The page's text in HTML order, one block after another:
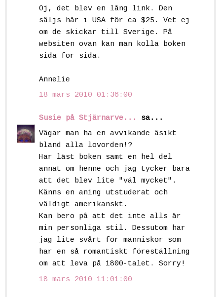
Oj, det blev en lång link. Den
säljs här i USA för ca $25. Vet ej
om de skickar till Sverige. På
websiten ovan kan man kolla boken
sida för sida.
Annelie
18 mars 2010 01:36:00
Susie på Stjärnarve...
sa...
Vågar man ha en avvikande åsikt
bland alla lovorden!?
Har läst boken samt en hel del
annat om henne och jag tycker bara
att det blev lite "väl mycket".
Känns en aning utstuderat och
väldigt amerikanskt.
Kan bero på att det inte alls är
min personliga stil. Dessutom har
jag lite svårt för människor som
har en så romantiskt föreställning
om att leva på 1800-talet. Sorry!
18 mars 2010 11:01:00